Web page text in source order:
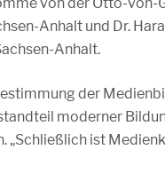
Anhalt und Dr.
Anhalt.
der
moderner
ist